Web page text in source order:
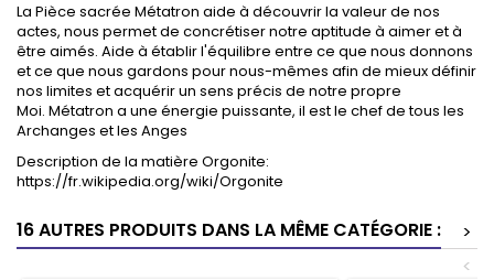
La Pièce sacrée Métatron aide à découvrir la valeur de nos
actes, nous permet de concrétiser notre aptitude à aimer et à
être aimés. Aide à établir l'équilibre entre ce que nous donnons
et ce que nous gardons pour nous-mêmes afin de mieux définir
nos limites et acquérir un sens précis de notre propre
Moi. Métatron a une énergie puissante, il est le chef de tous les
Archanges et les Anges
Description de la matière Orgonite:
https://fr.wikipedia.org/wiki/Orgonite
16 AUTRES PRODUITS DANS LA MÊME CATÉGORIE :
>
<